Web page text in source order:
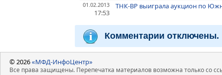
01.02.2013
17:53
ТНК-ВР выиграла аукцион по
Комментарии отключены.
© 2026«МФД-ИнфоЦентр»
Все права защищены. Перепечатка материалов возможна только со